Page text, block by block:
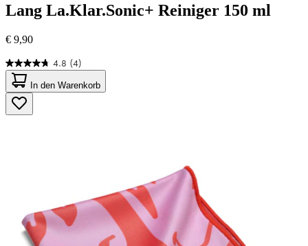
Lang La.Klar.Sonic+ Reiniger 150 ml
€ 9,90
4.8 (4)
4.8
von
5
Sternen.
4
In den Warenkorb